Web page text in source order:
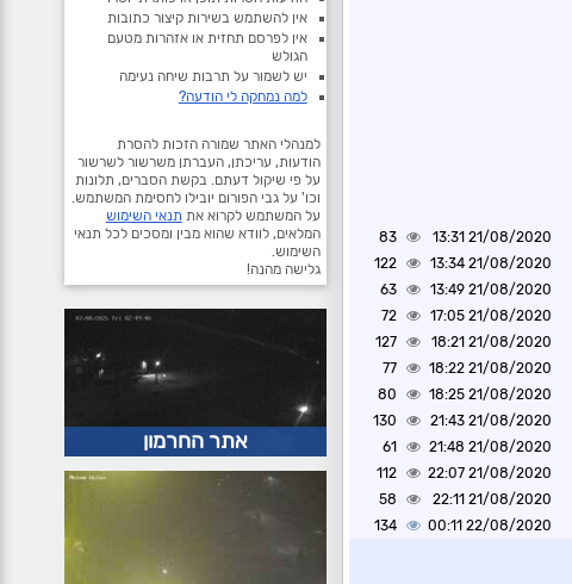
21/08/2020 13:31
83
21/08/2020 13:34
122
21/08/2020 13:49
63
21/08/2020 17:05
72
21/08/2020 18:21
127
21/08/2020 18:22
77
21/08/2020 18:25
80
21/08/2020 21:43
130
21/08/2020 21:48
61
21/08/2020 22:07
112
21/08/2020 22:11
58
22/08/2020 00:11
134
אין להשתמש בשירות קיצור כתובות
אין לפרסם תחזית או אזהרות מטעם
הגולש
יש לשמור על תרבות שיחה נעימה
למה נמחקה לי הודעה?
למנהלי האתר שמורה הזכות להסרת
הודעות, עריכתן, העברתן משרשור לשרשור
על פי שיקול דעתם. בקשת הסברים, תלונות
וכו' על גבי הפורום יובילו לחסימת המשתמש.
על המשתמש לקרוא את תנאי השימוש
המלאים, לוודא שהוא מבין ומסכים לכל תנאי
השימוש.
גלישה מהנה!
אתר החרמון